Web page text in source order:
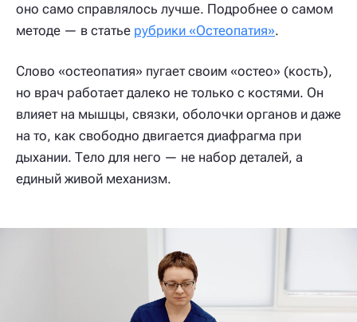
оно само справлялось лучше. Подробнее о самом
методе — в статье рубрики «Остеопатия».
Слово «остеопатия» пугает своим «остео» (кость),
но врач работает далеко не только с костями. Он
влияет на мышцы, связки, оболочки органов и даже
на то, как свободно двигается диафрагма при
дыхании. Тело для него — не набор деталей, а
единый живой механизм.